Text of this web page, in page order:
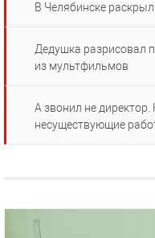
В Челябинске
Дедушка разрисовал
из мультфильмов
А звонил не
несуществующие